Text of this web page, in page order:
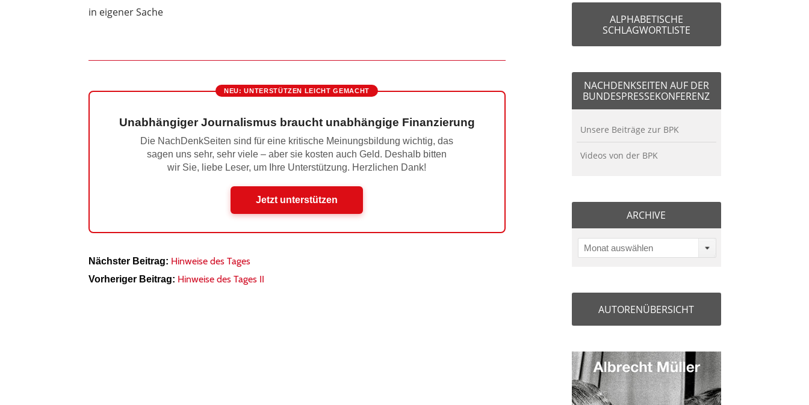
in eigener Sache
NEU: UNTERSTÜTZEN LEICHT GEMACHT
Unabhängiger Journalismus braucht unabhängige Finanzierung
Die NachDenkSeiten sind für eine kritische Meinungsbildung wichtig, das
sagen uns sehr, sehr viele – aber sie kosten auch Geld. Deshalb bitten
wir Sie, liebe Leser, um Ihre Unterstützung. Herzlichen Dank!
Jetzt unterstützen
Nächster Beitrag: Hinweise des Tages
Vorheriger Beitrag: Hinweise des Tages II
ALPHABETISCHE
SCHLAGWORTLISTE
NACHDENKSEITEN AUF DER
BUNDESPRESSEKONFERENZ
Unsere Beiträge zur BPK
Videos von der BPK
ARCHIVE
Monat auswählen
AUTORENÜBERSICHT